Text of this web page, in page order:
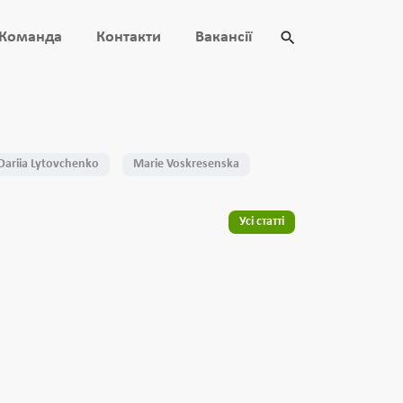
Команда Контакти Вакансії
Lytovchenko Marie Voskresenska
Усі статті